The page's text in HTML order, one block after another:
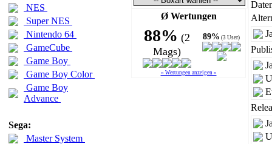
NES
Super NES
Nintendo 64
GameCube
Game Boy
Game Boy Color
Game Boy
Advance
Sega:
Master System
Ø Wertungen
88% (2
Mags)
89% (3 User)
« Wertungen anzeigen »